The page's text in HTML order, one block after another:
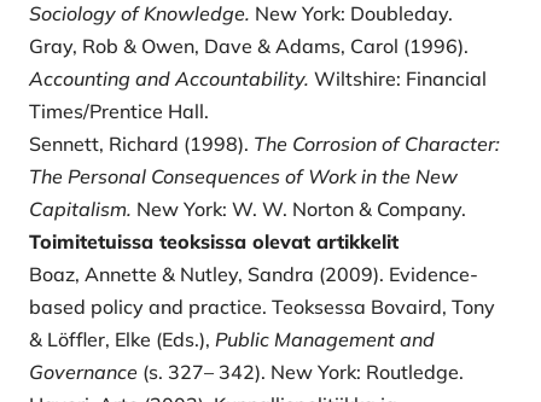
Sociology of Knowledge. New York: Doubleday.
Gray, Rob & Owen, Dave & Adams, Carol (1996).
Accounting and Accountability. Wiltshire: Financial
Times/Prentice Hall.
Sennett, Richard (1998). The Corrosion of Character:
The Personal Consequences of Work in the New
Capitalism. New York: W. W. Norton & Company.
Toimitetuissa teoksissa olevat artikkelit
Boaz, Annette & Nutley, Sandra (2009). Evidence-
based policy and practice. Teoksessa Bovaird, Tony
& Löffler, Elke (Eds.), Public Management and
Governance (s. 327– 342). New York: Routledge.